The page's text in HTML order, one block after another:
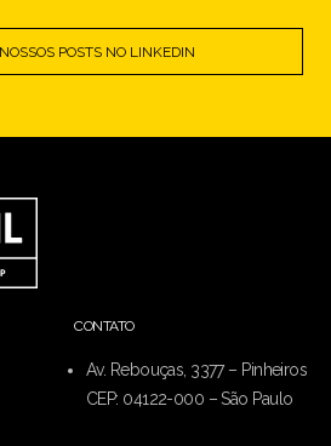
POSTS NO LINKEDIN
CONTATO
Av. Rebouças, 3377 – Pinheiros
CEP: 04122-000 – São Paulo